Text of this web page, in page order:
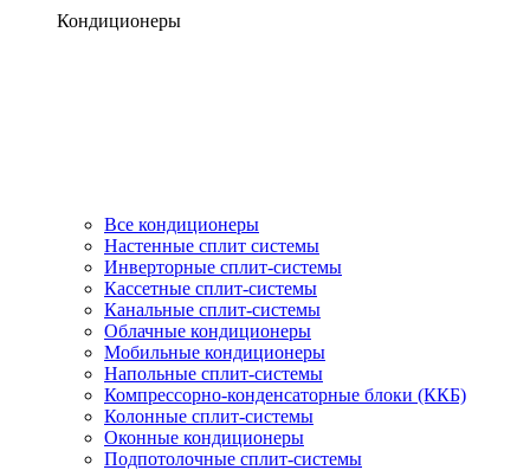
Кондиционеры
Все кондиционеры
Настенные сплит системы
Инверторные сплит-системы
Кассетные сплит-системы
Канальные сплит-системы
Облачные кондиционеры
Мобильные кондиционеры
Напольные сплит-системы
Компрессорно-конденсаторные блоки (ККБ)
Колонные сплит-системы
Оконные кондиционеры
Подпотолочные сплит-системы